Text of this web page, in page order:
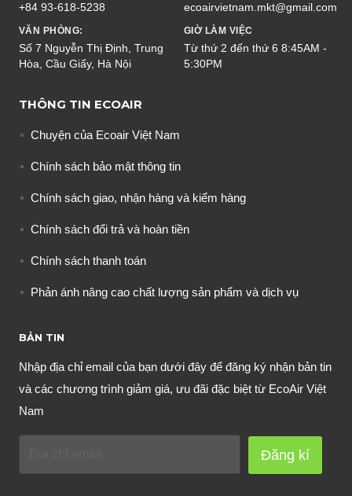
+84 93-618-5238 ecoairvietnam.mkt@gmail.com
VĂN PHÒNG:
Số 7 Nguyễn Thị Định, Trung
Hòa, Cầu Giấy, Hà Nội
GIỜ LÀM VIỆC
Từ thứ 2 đến thứ 6 8:45AM -
5:30PM
THÔNG TIN ECOAIR
Chuyện của Ecoair Việt Nam
Chính sách bảo mật thông tin
Chính sách giao, nhận hàng và kiểm hàng
Chính sách đổi trả và hoàn tiền
Chính sách thanh toán
Phản ánh nâng cao chất lượng sản phẩm và dịch vụ
BẢN TIN
Nhập địa chỉ email của bạn dưới đây để đăng ký nhận bản tin
và các chương trình giảm giá, ưu đãi đặc biệt từ EcoAir Việt
Nam
Đăng kí